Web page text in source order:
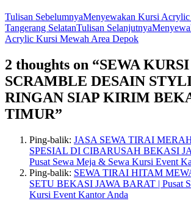
Tulisan SebelumnyaMenyewakan Kursi
Tangerang SelatanTulisan Selanjutnya
Acrylic Kursi Mewah Area Depok
2 thoughts on “SEWA KURSI
SCRAMBLE DESAIN
RINGAN SIAP KIRIM
TIMUR”
Ping-balik: JASA SEWA TIRAI
SPESIAL DI CIBARUSAH BEKASI
Pusat Sewa Meja & Sewa Kursi Event
Ping-balik: SEWA TIRAI HITAM
SETU BEKASI JAWA BARAT | Pusat
Kursi Event Kantor Anda